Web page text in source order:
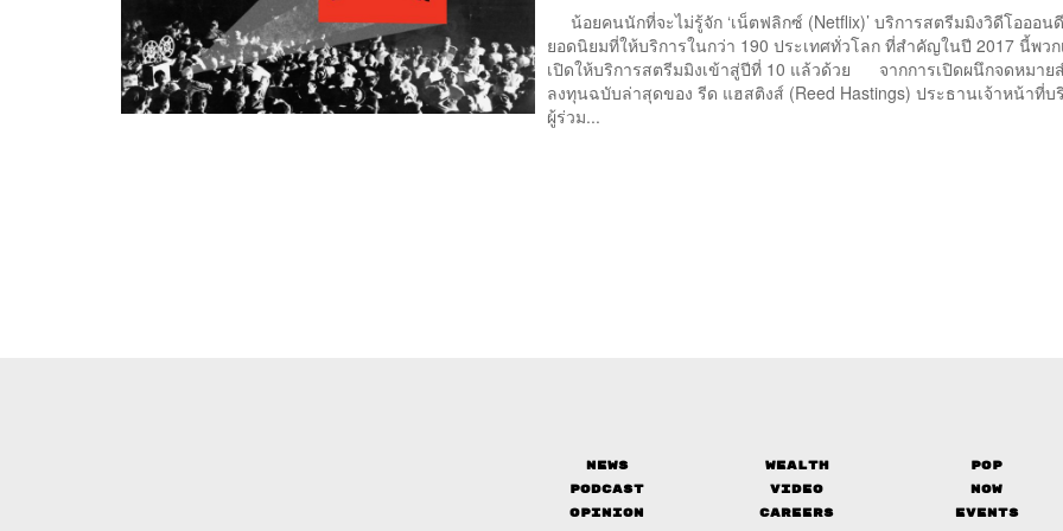
น้อยคนนักที่จะไม่รู้จัก ‘เน็ตฟลิกซ์ (Netflix)’ บริการสตรีมมิงวิดีโอออน
ยอดนิยมที่ให้บริการในกว่า 190 ประเทศทั่วโลก ที่สำคัญในปี 2017 นี้พวก
เปิดให้บริการสตรีมมิงเข้าสู่ปีที่ 10 แล้วด้วย จากการเปิดผนึกจดหมาย
ลงทุนฉบับล่าสุดของ รีด แฮสติงส์ (Reed Hastings) ประธานเจ้าหน้าที่บ
ผู้ร่วม...
News Wealth
Pop
Podcast
Video
Now
Opinion
Careers
Events